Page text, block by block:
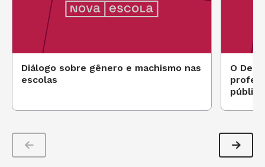
Diálogo sobre gênero e machismo nas
escolas
O
pública